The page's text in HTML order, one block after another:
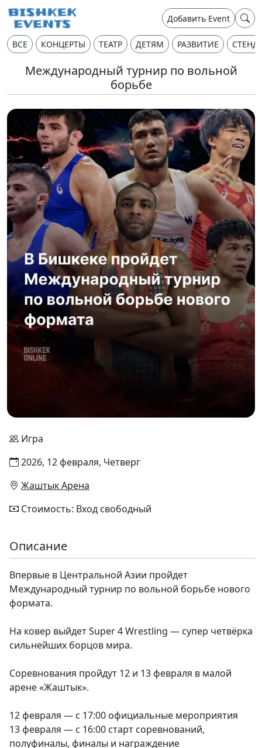
Добавить Event
ВСЕ КОНЦЕРТЫ ТЕАТР ДЕТЯМ РАЗВИТИЕ
Международный турнир по вольной
борьбе
Игра
2026, 12 февраля, Четверг
Жаштык Арена
Стоимость: Вход свободный
Описание
Впервые в Центральной Азии пройдет
Международный турнир по вольной борьбе нового
формата.
На ковер выйдет Super 4 Wrestling — супер четвёрка
сильнейших борцов мира.
Соревнования пройдут 12 и 13 февраля в малой
арене «Жаштык».
12 февраля — с 17:00 официальные мероприятия
13 февраля — с 16:00 старт соревнований,
полуфиналы, финалы и награждение